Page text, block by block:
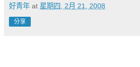
好青年 at 星期四, 2月 21, 2008
分享